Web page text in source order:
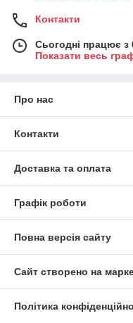
Контакти
Сьогодні працює з
Показати весь
Про нас
Контакти
Доставка та оплата
Графік роботи
Повна версія сайту
Сайт створено на
Політика